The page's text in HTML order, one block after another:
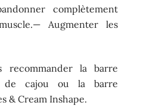
complètement
Augmenter les
recommander la barre
de cajou ou la barre
& Cream Inshape.